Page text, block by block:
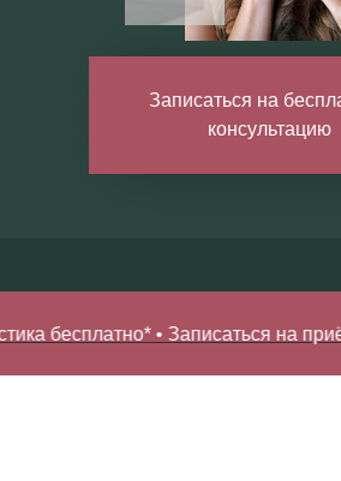
Записаться на
консультацию
• Записаться на приём!